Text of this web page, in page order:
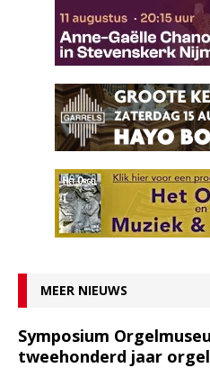
MEER NIEUWS
Symposium
tweehonderd jaar